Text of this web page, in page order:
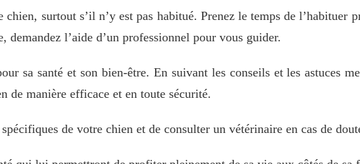
surtout s’il n’y est pas habitué. Prenez le temps de l’habituer
demandez l’aide d’un professionnel pour vous guider.
sa santé et son bien-être. En suivant les conseils et les astuces
de manière efficace et en toute sécurité.
de votre chien et de consulter un vétérinaire en cas de